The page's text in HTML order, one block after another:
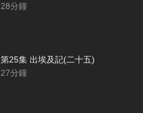
28分鐘
第25集 出埃及記(二十五)
27分鐘